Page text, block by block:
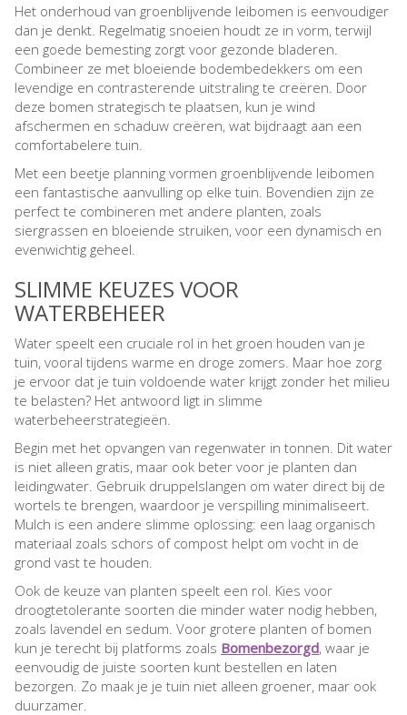
Het onderhoud van groenblijvende leibomen is eenvoudiger
dan je denkt. Regelmatig snoeien houdt ze in vorm, terwijl
een goede bemesting zorgt voor gezonde bladeren.
Combineer ze met bloeiende bodembedekkers om een
levendige en contrasterende uitstraling te creëren. Door
deze bomen strategisch te plaatsen, kun je wind
afschermen en schaduw creëren, wat bijdraagt aan een
comfortabelere tuin.
Met een beetje planning vormen groenblijvende leibomen
een fantastische aanvulling op elke tuin. Bovendien zijn ze
perfect te combineren met andere planten, zoals
siergrassen en bloeiende struiken, voor een dynamisch en
evenwichtig geheel.
SLIMME KEUZES VOOR
WATERBEHEER
Water speelt een cruciale rol in het groen houden van je
tuin, vooral tijdens warme en droge zomers. Maar hoe zorg
je ervoor dat je tuin voldoende water krijgt zonder het milieu
te belasten? Het antwoord ligt in slimme
waterbeheerstrategieën.
Begin met het opvangen van regenwater in tonnen. Dit water
is niet alleen gratis, maar ook beter voor je planten dan
leidingwater. Gebruik druppelslangen om water direct bij de
wortels te brengen, waardoor je verspilling minimaliseert.
Mulch is een andere slimme oplossing: een laag organisch
materiaal zoals schors of compost helpt om vocht in de
grond vast te houden.
Ook de keuze van planten speelt een rol. Kies voor
droogtetolerante soorten die minder water nodig hebben,
zoals lavendel en sedum. Voor grotere planten of bomen
kun je terecht bij platforms zoals Bomenbezorgd, waar je
eenvoudig de juiste soorten kunt bestellen en laten
bezorgen. Zo maak je je tuin niet alleen groener, maar ook
duurzamer.